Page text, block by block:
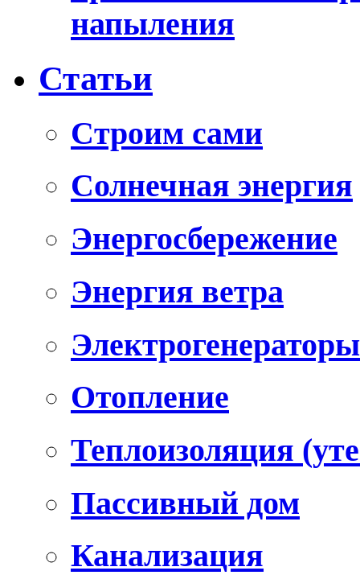
напыления
Статьи
Cтроим сами
Солнечная энергия
Энергосбережение
Энергия ветра
Электрогенераторы
Отопление
Теплоизоляция
Пассивный дом
Канализация